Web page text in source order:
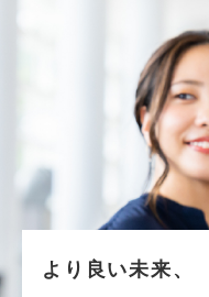
より良い未来、